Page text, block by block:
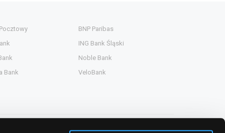
BNP Paribas
ING Bank Śląski
Noble Bank
Bank
VeloBank